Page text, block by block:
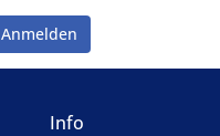
Anmelden
Info